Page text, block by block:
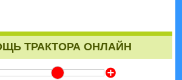
ТРАКТОРА ОНЛАЙН
Z